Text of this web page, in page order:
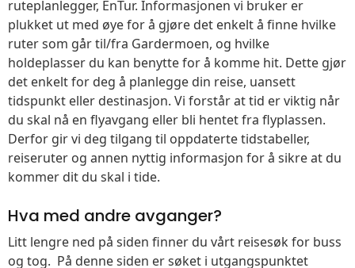
ruteplanlegger, EnTur. Informasjonen vi bruker er
plukket ut med øye for å gjøre det enkelt å finne hvilke
ruter som går til/fra Gardermoen, og hvilke
holdeplasser du kan benytte for å komme hit. Dette gjør
det enkelt for deg å planlegge din reise, uansett
tidspunkt eller destinasjon. Vi forstår at tid er viktig når
du skal nå en flyavgang eller bli hentet fra flyplassen.
Derfor gir vi deg tilgang til oppdaterte tidstabeller,
reiseruter og annen nyttig informasjon for å sikre at du
kommer dit du skal i tide.
Hva med andre avganger?
Litt lengre ned på siden finner du vårt reisesøk for buss
og tog. På denne siden er søket i utgangspunktet